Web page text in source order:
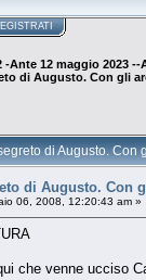
-Ante 12 maggio 2023 --
di Augusto. Con gli
di Augusto.
di Augusto. Con
06, 2008, 12:20:43 am »
che venne ucciso